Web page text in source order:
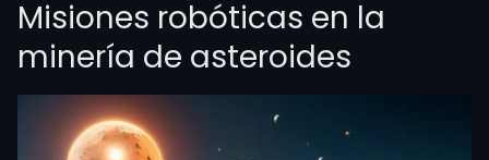
Misiones robóticas en la
minería de asteroides